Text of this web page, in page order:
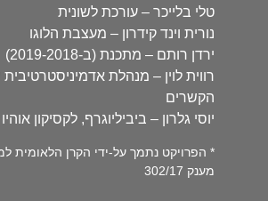
טלי בלייכר – עורכת לשונית
נורית וינד קידרון – מעצבת הלוגו
ירדן רותם – מתכנת (ב-2019-2018)
רווית לוין – מנהלת אדמיניסטרטיבית
הקשרים
יוסי גלרון – ביביליוגרף, לקסיקון אוהיו
* הפרויקט נתמך על-ידי הקרן הלאומית
מענק 302/17